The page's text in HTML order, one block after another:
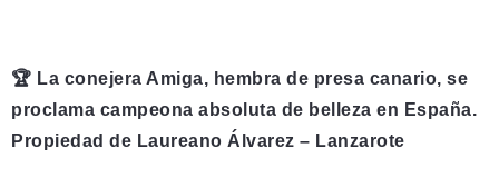
🏆 La conejera Amiga, hembra de presa canario, se
proclama campeona absoluta de belleza en España.
Propiedad de Laureano Álvarez – Lanzarote